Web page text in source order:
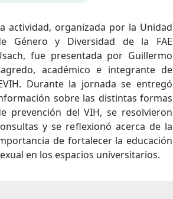
actividad, organizada por la Unidad
Género y Diversidad de la FAE
fue presentada por Guillermo
académico e integrante de
Durante la jornada se entregó
sobre las distintas formas
prevención del VIH, se resolvieron
y se reflexionó acerca de la
de fortalecer la educación
en los espacios universitarios.